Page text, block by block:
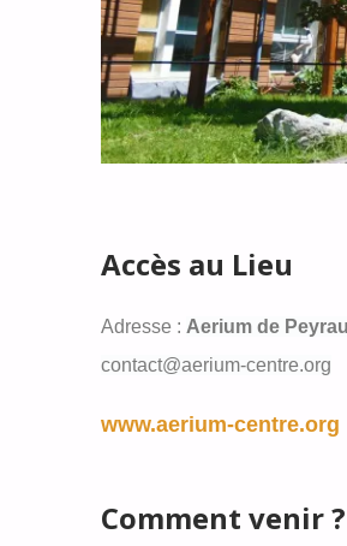
Accès au Lieu
Adresse : Aerium de
contact@aerium-centre.org
www.aerium-centre.org
Comment venir ?